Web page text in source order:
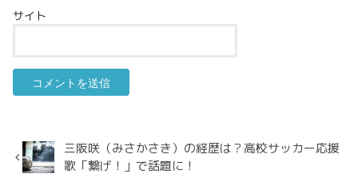
サイト
三阪咲（みさかさき）の経歴は？高校サッカー応援
歌「繋げ！」で話題に！